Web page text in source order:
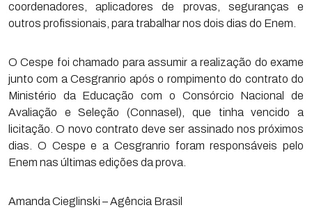
coordenadores, aplicadores de provas, seguranças e
outros profissionais, para trabalhar nos dois dias do Enem.
O Cespe foi chamado para assumir a realização do exame
junto com a Cesgranrio após o rompimento do contrato do
Ministério da Educação com o Consórcio Nacional de
Avaliação e Seleção (Connasel), que tinha vencido a
licitação. O novo contrato deve ser assinado nos próximos
dias. O Cespe e a Cesgranrio foram responsáveis pelo
Enem nas últimas edições da prova.
Amanda Cieglinski – Agência Brasil